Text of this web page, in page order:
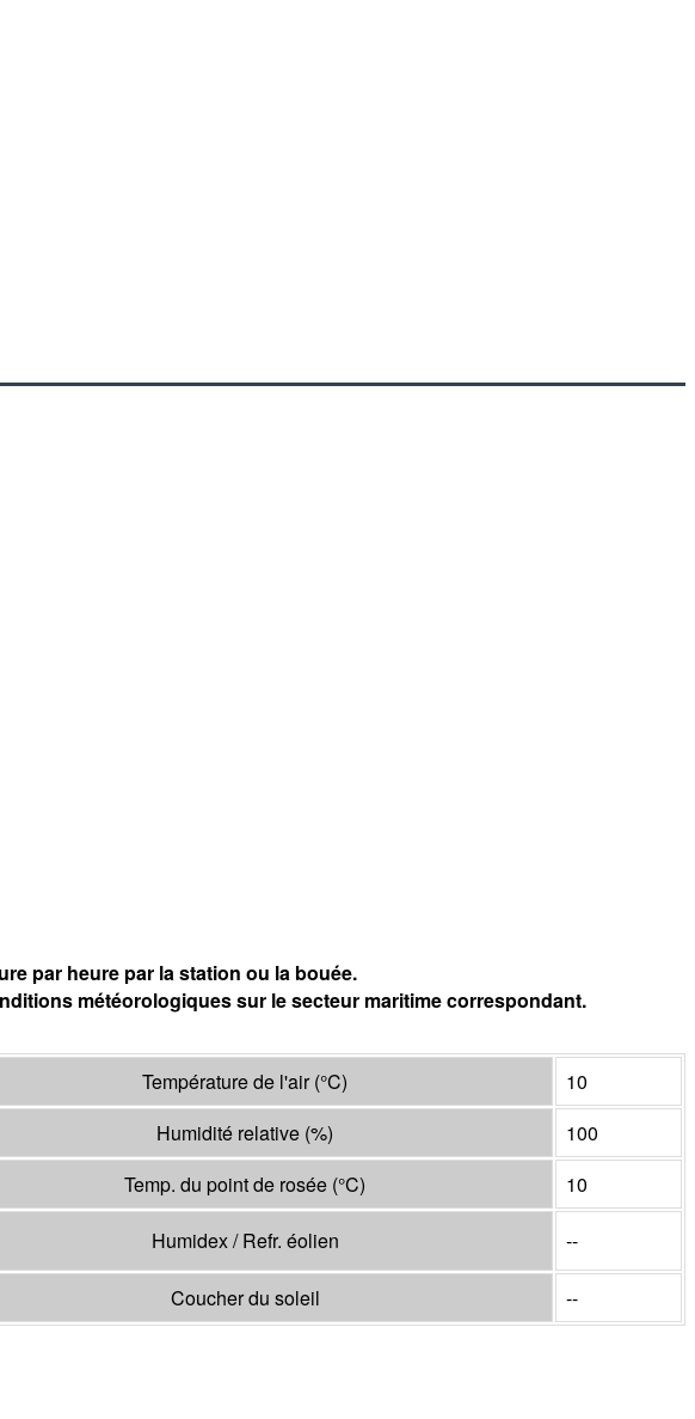
par heure par la station ou la bouée.
météorologiques sur le secteur maritime correspondant.
Température de l'air(°C)
10
Humidité relative (%)
100
Temp. du point de rosée (°C) 10
Humidex / Refr. éolien --
Coucher du soleil --